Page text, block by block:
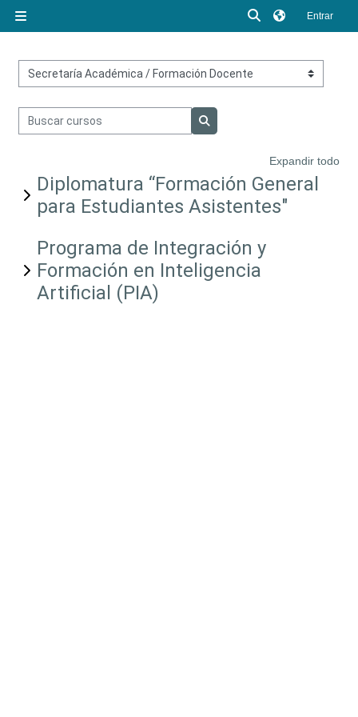
Selector de
Entrar
Categorías
Buscar cursos
Expandir todo
Diplomatura “Formación General
para Estudiantes Asistentes"
Programa de Integración y
Formación en Inteligencia
Artificial (PIA)